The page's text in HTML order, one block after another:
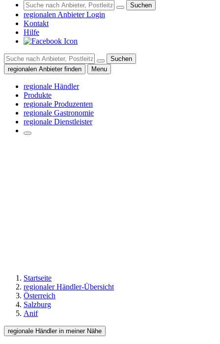
Suchen
regionalen Anbieter Login
Kontakt
Hilfe
Suchen
regionalen Anbieter finden
Menu
regionale Händler
Produkte
regionale Produzenten
regionale Gastronomie
regionale Dienstleister
Startseite
regionaler Händler-Übersicht
Österreich
Salzburg
Anif
regionale Händler in meiner Nähe